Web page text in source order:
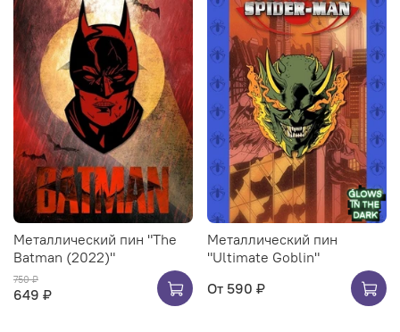
Металлический пин "The
Batman (2022)"
750 ₽
649 ₽
Металлический пин
"Ultimate Goblin"
От 590 ₽